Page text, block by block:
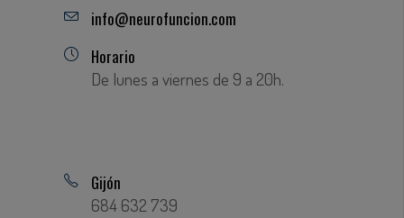
info@neurofuncion.com
Horario
De lunes a viernes de 9 a 20h.
Gijón
684 632 739